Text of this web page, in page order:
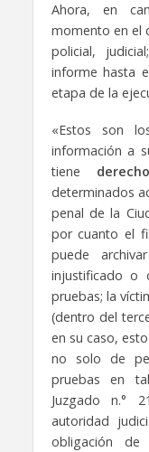
Ahora, en
momento en el
policial,
informe hasta
etapa de la
«Estos son
información a
tiene
determinados
penal de la
por cuanto el
puede
injustificado o
pruebas; la
(dentro del
en su caso,
no solo de
pruebas en
Juzgado n.°
autoridad
obligación